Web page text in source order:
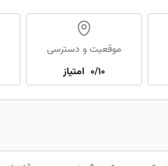
موقعیت و دسترسی
0/10 امتیاز